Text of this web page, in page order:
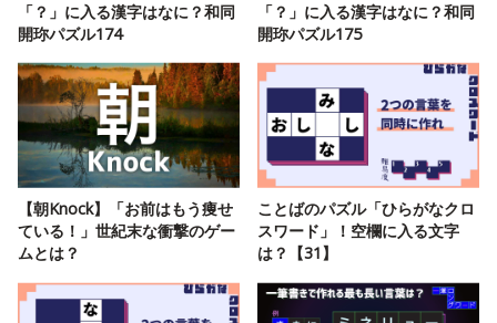
「？」に入る漢字はなに？和同
開珎パズル174
「？」に入る漢字はなに？和同
開珎パズル175
【朝Knock】「お前はもう痩せ
ている！」世紀末な衝撃のゲー
ムとは？
ことばのパズル「ひらがなクロ
スワード」！空欄に入る文字
は？【31】